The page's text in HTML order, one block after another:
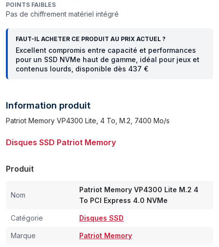
POINTS FAIBLES
Pas de chiffrement matériel intégré
FAUT-IL ACHETER CE PRODUIT AU PRIX ACTUEL ?
Excellent compromis entre capacité et performances
pour un SSD NVMe haut de gamme, idéal pour jeux et
contenus lourds, disponible dès 437 €
Information produit
Patriot Memory VP4300 Lite, 4 To, M.2, 7400 Mo/s
Disques SSD Patriot Memory
Produit
Nom
Patriot Memory VP4300 Lite M.2 4
To PCI Express 4.0 NVMe
Catégorie Disques SSD
Marque Patriot Memory